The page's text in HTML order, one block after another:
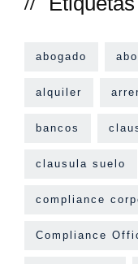
abogado
alquiler
bancos
clausula suelo
compliance
Compliance